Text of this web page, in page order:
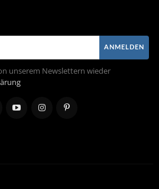
ANMELDEN
unserem Newslettern wieder